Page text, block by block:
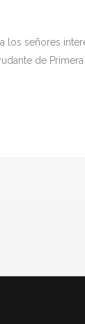
los señores
de